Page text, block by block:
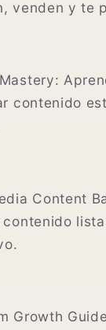
venden y te
contenido
Content
Growth